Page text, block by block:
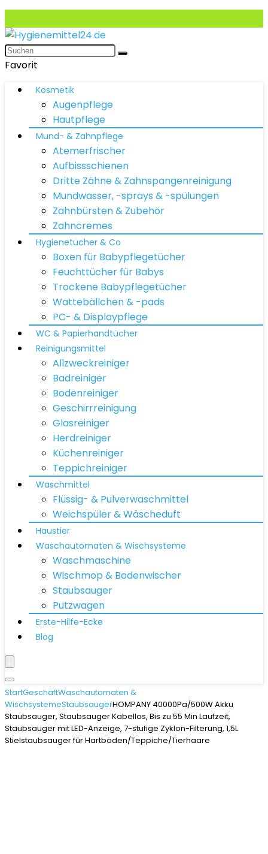
Favorit
Kosmetik
Augenpflege
Hautpflege
Mund- & Zahnpflege
Atemerfrischer
Aufbissschienen
Dritte Zähne & Zahnspangenreinigung
Mundwasser, -sprays & -spülungen
Zahnbürsten & Zubehör
Zahncremes
Hygienetücher & Co
Boxen für Babypflegetücher
Feuchttücher für Babys
Trockene Babypflegetücher
Wattebällchen & -pads
PC- & Displaypflege
WC & Papierhandtücher
Reinigungsmittel
Allzweckreiniger
Badreiniger
Bodenreiniger
Geschirrreinigung
Glasreiniger
Herdreiniger
Küchenreiniger
Teppichreiniger
Waschmittel
Flüssig- & Pulverwaschmittel
Weichspüler & Wäscheduft
Haustier
Waschautomaten & Wischsysteme
Waschmaschine
Wischmop & Bodenwischer
Staubsauger
Putzwagen
Erste-Hilfe-Ecke
Blog
StartGeschäftWaschautomaten &
WischsystemeStaubsaugerHOMPANY 40000Pa/500W Akku
Staubsauger, Staubsauger Kabellos, Bis zu 55 Min Laufzeit,
Staubsauger mit LED-Anzeige, 7-stufige Zyklon-Filterung, 1,5L
Stielstaubsauger für Hartböden/Teppiche/Tierhaare